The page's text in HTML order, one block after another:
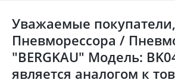
Уважаемые покупатели,
Пневморессора /
"BERGKAU" Модель:
является аналогом к